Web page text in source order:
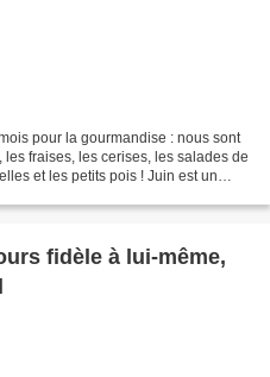
pour la gourmandise : nous sont
fraises, les cerises, les salades de
et les petits pois ! Juin est un
fidèle à lui-même,